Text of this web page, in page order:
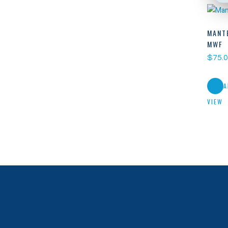
MWF
$
VIEW